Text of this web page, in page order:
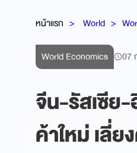
หน้าแรก World
World Economics 07
จีน-รัสเซีย-
ค้าใหม่ เลี่ย